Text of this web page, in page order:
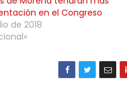
en el Congreso
de 2018